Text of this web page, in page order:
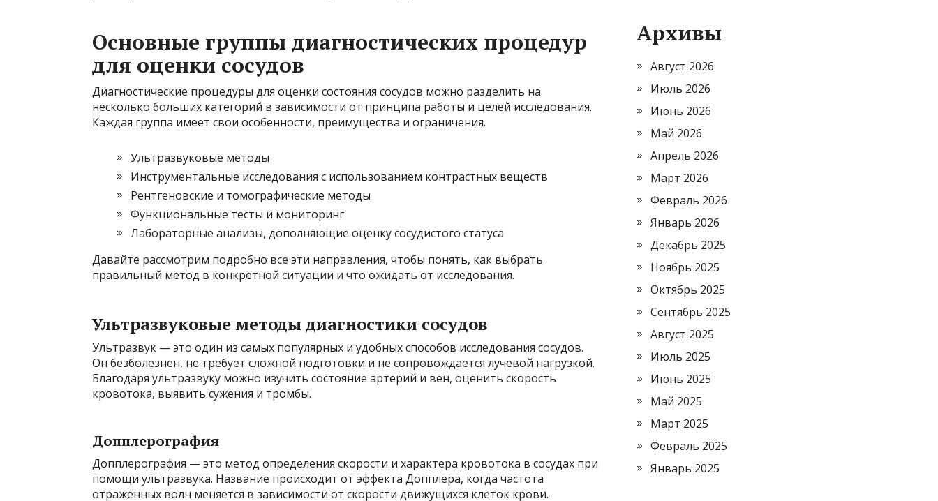
Основные группы диагностических процедур
для оценки сосудов
Диагностические процедуры для оценки состояния сосудов можно разделить на
несколько больших категорий в зависимости от принципа работы и целей исследования.
Каждая группа имеет свои особенности, преимущества и ограничения.
Ультразвуковые методы
Инструментальные исследования с использованием контрастных веществ
Рентгеновские и томографические методы
Функциональные тесты и мониторинг
Лабораторные анализы, дополняющие оценку сосудистого статуса
Давайте рассмотрим подробно все эти направления, чтобы понять, как выбрать
правильный метод в конкретной ситуации и что ожидать от исследования.
Ультразвуковые методы диагностики сосудов
Ультразвук — это один из самых популярных и удобных способов исследования сосудов.
Он безболезнен, не требует сложной подготовки и не сопровождается лучевой нагрузкой.
Благодаря ультразвуку можно изучить состояние артерий и вен, оценить скорость
кровотока, выявить сужения и тромбы.
Допплерография
Допплерография — это метод определения скорости и характера кровотока в сосудах при
помощи ультразвука. Название происходит от эффекта Допплера, когда частота
отраженных волн меняется в зависимости от скорости движущихся клеток крови.
Архивы
Август 2026
Июль 2026
Июнь 2026
Май 2026
Апрель 2026
Март 2026
Февраль 2026
Январь 2026
Декабрь 2025
Ноябрь 2025
Октябрь 2025
Сентябрь 2025
Август 2025
Июль 2025
Июнь 2025
Май 2025
Март 2025
Февраль 2025
Январь 2025